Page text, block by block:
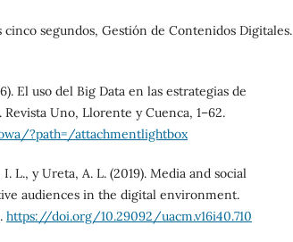
cinco segundos, Gestión de Contenidos Digitales.
El uso del Big Data en las estrategias de
Uno, Llorente y Cuenca, 1–62.
?path=/attachmentlightbox
L., y Ureta, A. L. (2019). Media and social
audiences in the digital environment.
https://doi.org/10.29092/uacm.v16i40.710